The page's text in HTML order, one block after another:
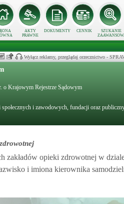
AKTY
PRAWNE
DOKUMENTY CENNIK
SZUKANIE
Wyłącz reklamy, przeglądaj orzecznictwo -
o Krajowym Rejestrze Sądowym
i zawodowych, fundacji oraz
zakładów opieki zdrowotnej w
i imiona kierownika